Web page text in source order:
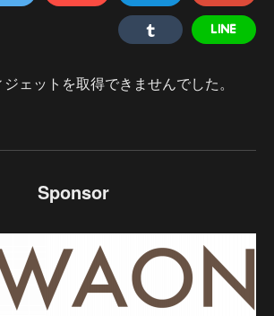
ェットを取得できませんでした。
Sponsor